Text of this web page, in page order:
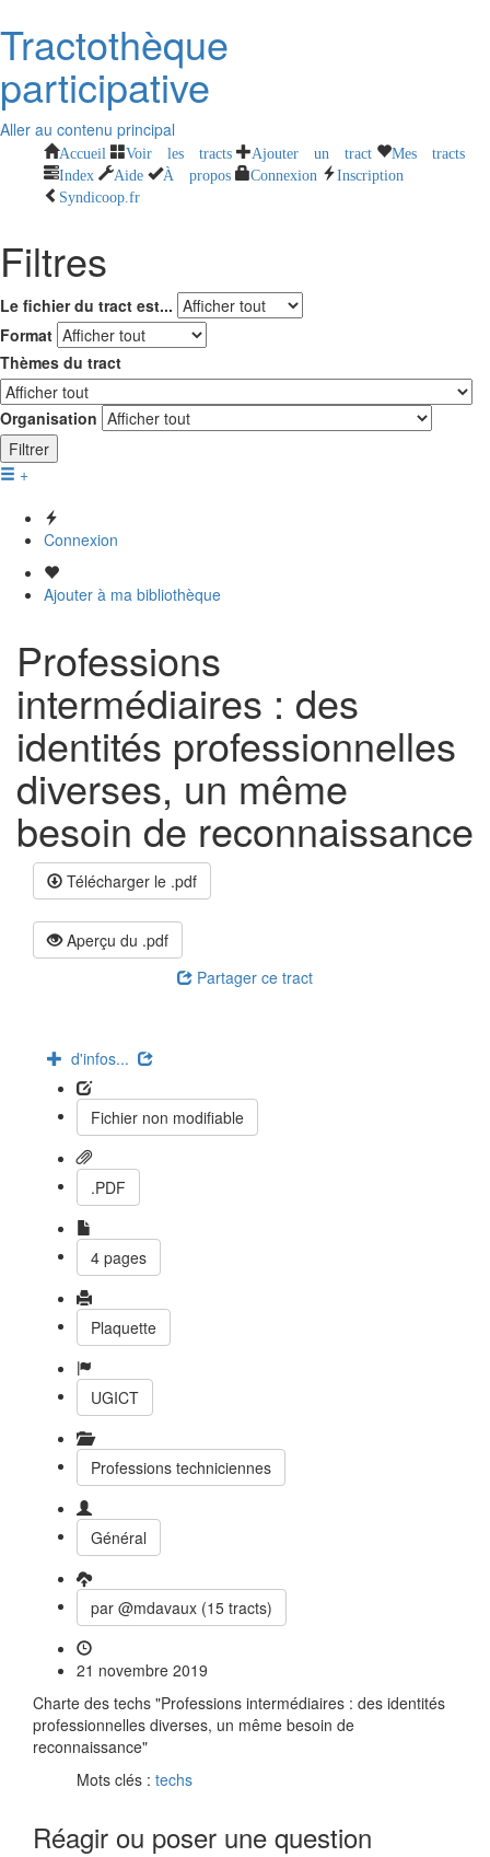
Tractothèque
participative
Aller au contenu principal
Accueil Voir les tracts Ajouter un tract
Mes tracts
Index
Aide À propos Connexion
Inscription
Syndicoop.fr
Filtres
Le fichier du tract est...
Format
Thèmes du tract
Organisation
Filtrer
+
Connexion
Ajouter à ma bibliothèque
Professions
intermédiaires : des
identités professionnelles
diverses, un même
besoin de reconnaissance
Télécharger le .pdf
Aperçu du .pdf
Partager ce tract
d'infos...
Fichier non modifiable
.PDF
4 pages
Plaquette
UGICT
Professions techniciennes
Général
par @mdavaux (15 tracts)
21 novembre 2019
Charte des techs "Professions intermédiaires : des identités
professionnelles diverses, un même besoin de
reconnaissance"
Mots clés : techs
Réagir ou poser une question